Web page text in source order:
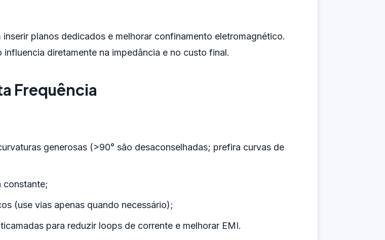
planos dedicados e melhorar confinamento eletromagnético.
diretamente na impedância e no custo final.
Frequência
generosas (>90° são desaconselhadas; prefira curvas de
constante;
(use vias apenas quando necessário);
para reduzir loops de corrente e melhorar EMI.